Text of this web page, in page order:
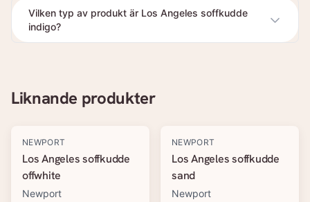
Vilken typ av produkt är Los Angeles soffkudde
indigo?
Liknande produkter
-20%
NEWPORT
Los Angeles soffkudde
offwhite
Newport
-20%
NEWPORT
Los Angeles soffkudde
sand
Newport